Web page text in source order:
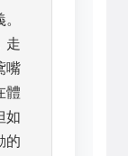
走
嘴
體
如
的